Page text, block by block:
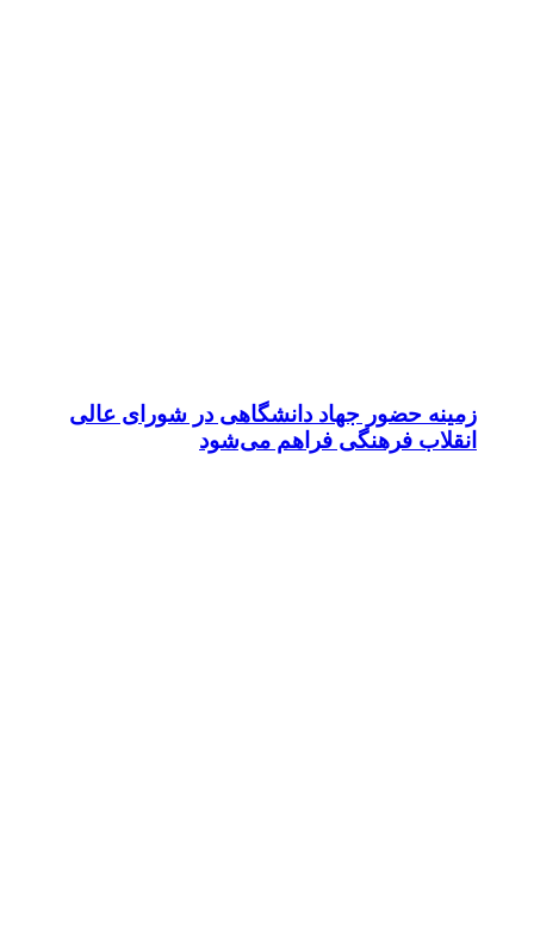
زمینه حضور جهاد دانشگاهی در شورای عالی
انقلاب فرهنگی فراهم می‌شود